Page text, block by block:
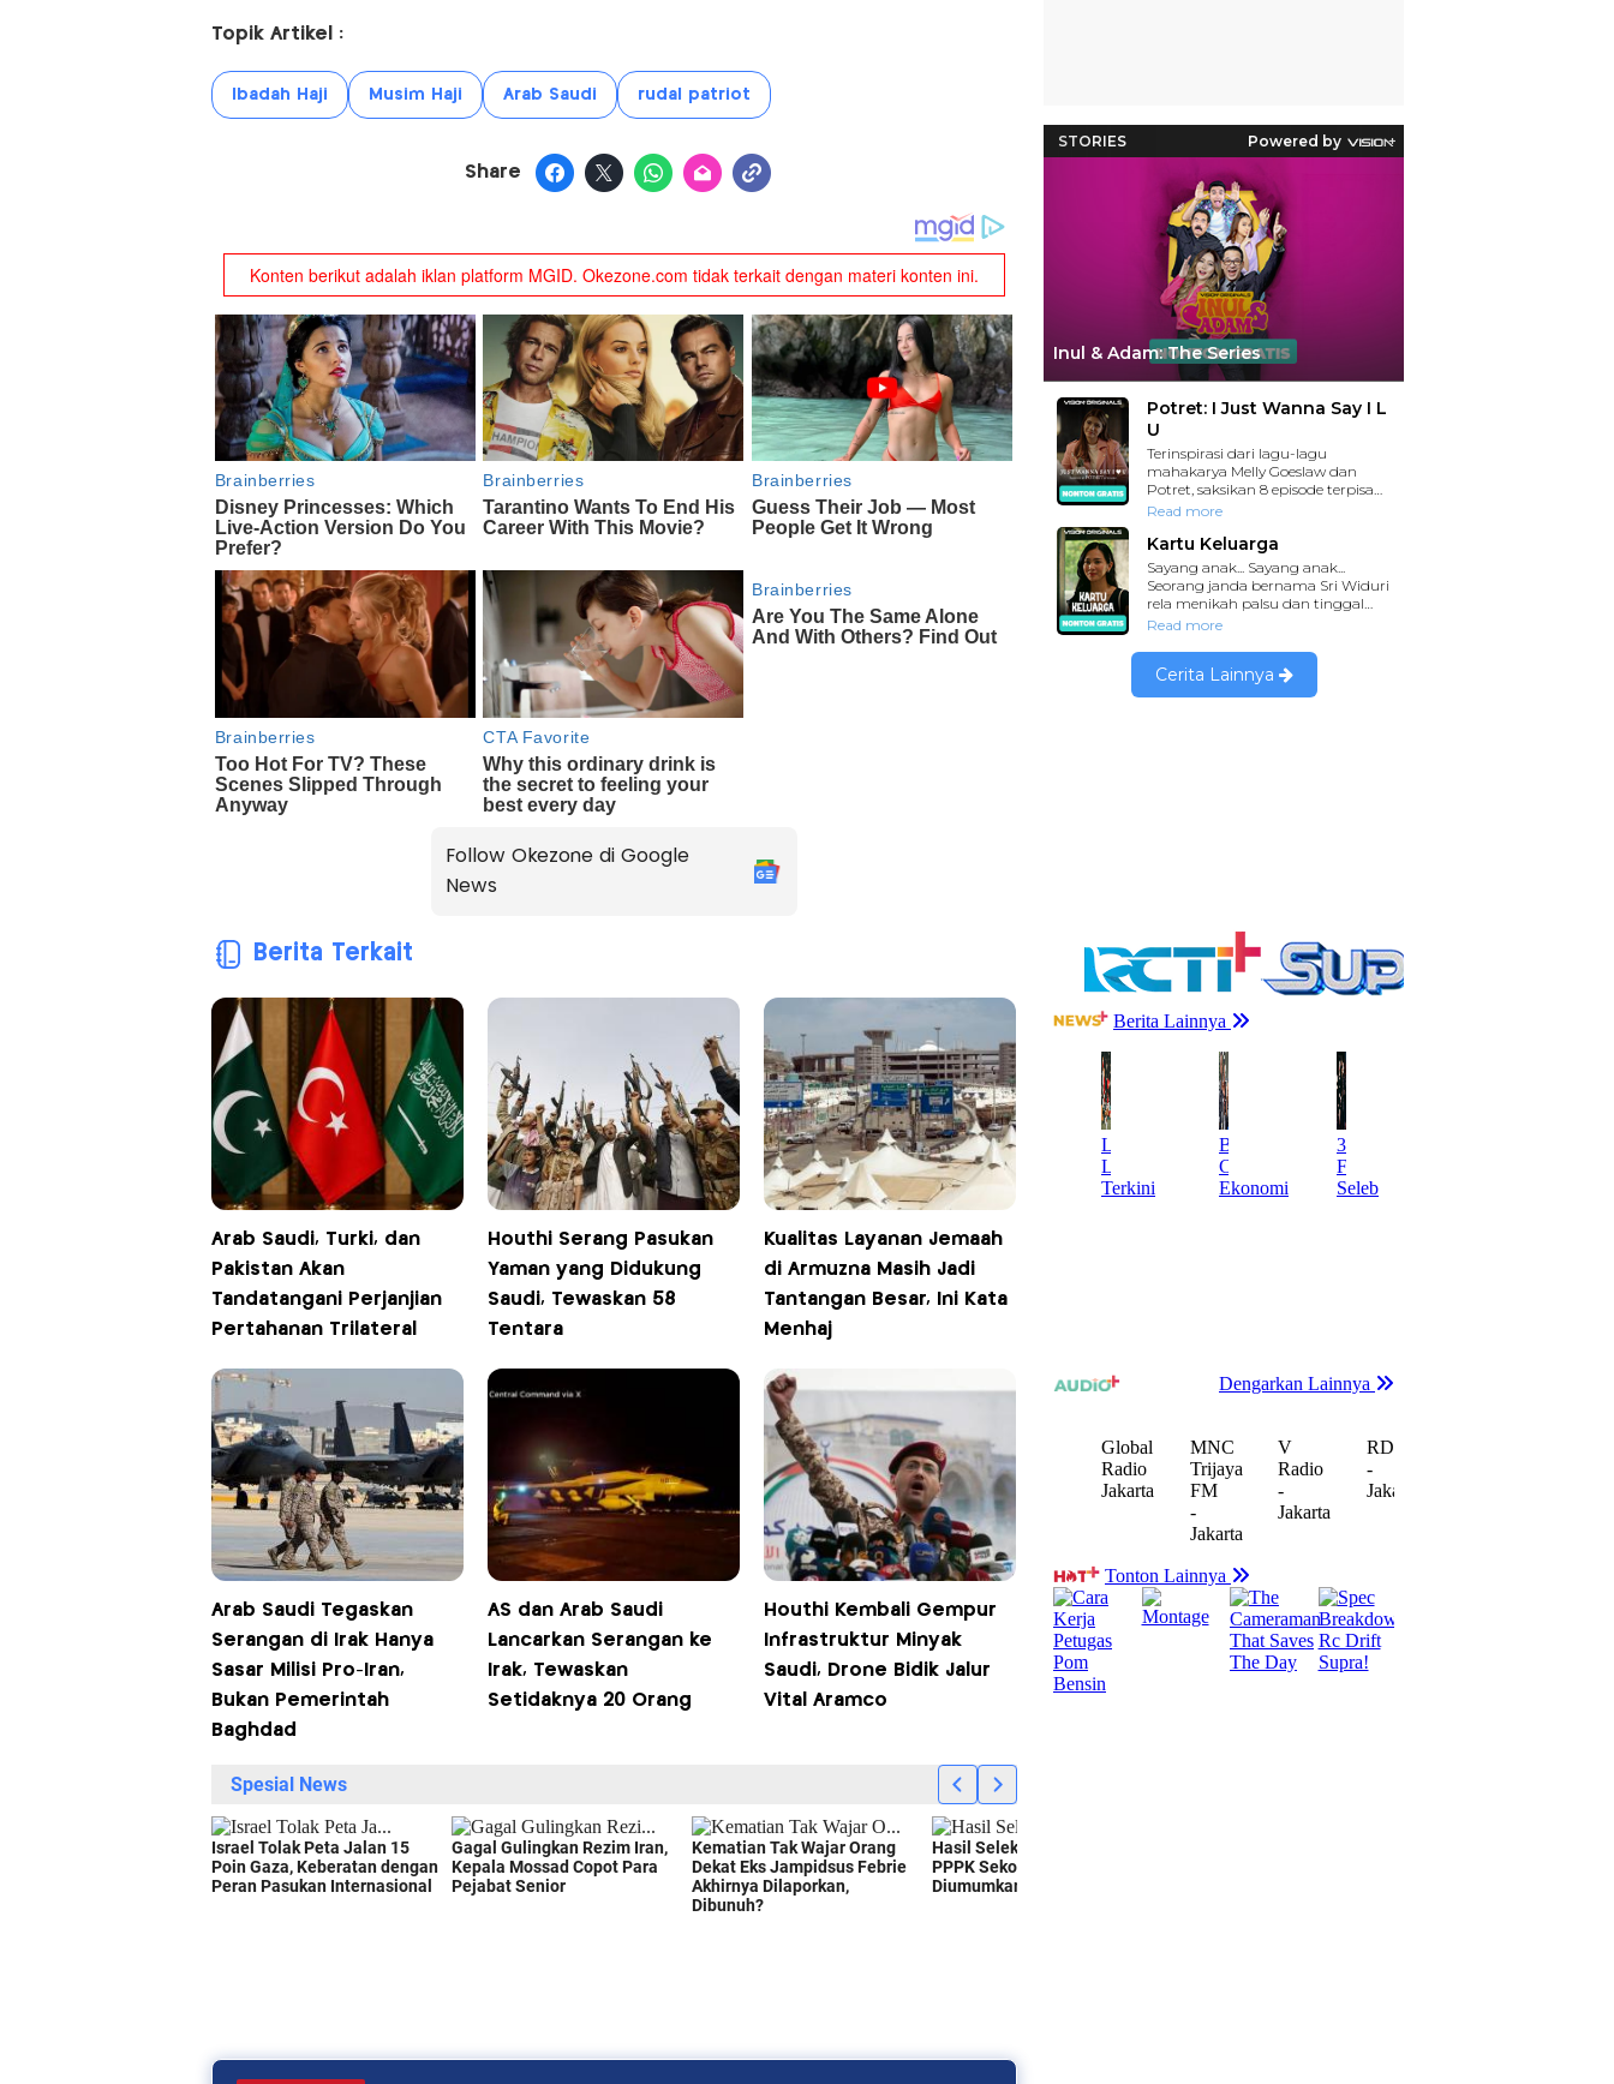
Topik Artikel :
Ibadah Haji Musim Haji Arab Saudi rudal patriot
Share
Follow Okezone di Google
News
Berita Terkait
Arab Saudi, Turki, dan
Pakistan Akan
Tandatangani Perjanjian
Pertahanan Trilateral
Houthi Serang Pasukan
Yaman yang Didukung
Saudi, Tewaskan 58
Tentara
Kualitas Layanan Jemaah
di Armuzna Masih Jadi
Tantangan Besar, Ini Kata
Menhaj
Arab Saudi Tegaskan
Serangan di Irak Hanya
Sasar Milisi Pro-Iran,
Bukan Pemerintah
Baghdad
AS dan Arab Saudi
Lancarkan Serangan ke
Irak, Tewaskan
Setidaknya 20 Orang
Houthi Kembali Gempur
Infrastruktur Minyak
Saudi, Drone Bidik Jalur
Vital Aramco